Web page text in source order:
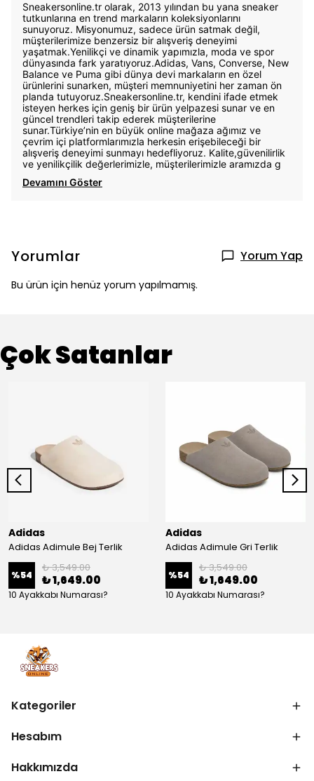
Sneakersonline.tr olarak, 2013 yılından bu yana sneaker
tutkunlarına en trend markaların koleksiyonlarını
sunuyoruz. Misyonumuz, sadece ürün satmak değil,
müşterilerimize benzersiz bir alışveriş deneyimi
yaşatmak.Yenilikçi ve dinamik yapımızla, moda ve spor
dünyasında fark yaratıyoruz.Adidas, Vans, Converse, New
Balance ve Puma gibi dünya devi markaların en özel
ürünlerini sunarken, müşteri memnuniyetini her zaman ön
planda tutuyoruz.Sneakersonline.tr, kendini ifade etmek
isteyen herkes için geniş bir ürün yelpazesi sunar ve en
güncel trendleri takip ederek müşterilerine
sunar.Türkiye’nin en büyük online mağaza ağımız ve
çevrim içi platformlarımızla herkesin erişebileceği bir
alışveriş deneyimi sunmayı hedefliyoruz. Kalite,güvenilirlik
ve yenilikçilik değerlerimizle, müşterilerimizle aramızda g
Devamını Göster
Yorumlar Yorum Yap
Bu ürün için henüz yorum yapılmamış.
Çok Satanlar
Adidas
Adidas Adimule Bej Terlik
%54
₺ 3,549.00
₺ 1,649.00
10 Ayakkabı Numarası?
Adidas
Adidas Adimule Gri Terlik
%54
₺ 3,549.00
₺ 1,649.00
10 Ayakkabı Numarası?
Kategoriler
Hesabım
Hakkımızda